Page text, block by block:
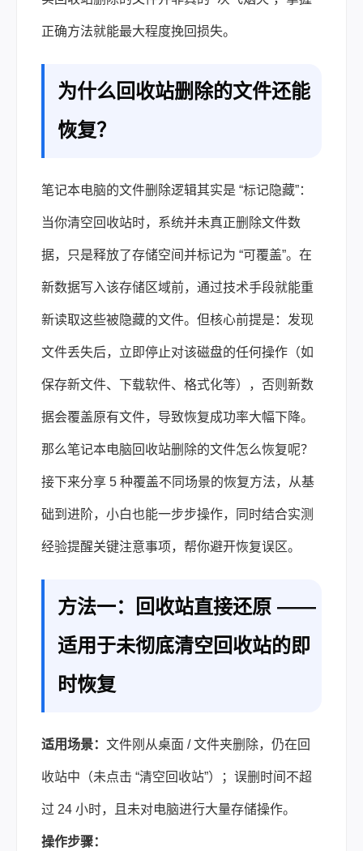
正确方法就能最大程度挽回损失。
为什么回收站删除的文件还能
恢复？
笔记本电脑的文件删除逻辑其实是 “标记隐藏”：
当你清空回收站时，系统并未真正删除文件数
据，只是释放了存储空间并标记为 “可覆盖”。在
新数据写入该存储区域前，通过技术手段就能重
新读取这些被隐藏的文件。但核心前提是：发现
文件丢失后，立即停止对该磁盘的任何操作（如
保存新文件、下载软件、格式化等），否则新数
据会覆盖原有文件，导致恢复成功率大幅下降。
那么笔记本电脑回收站删除的文件怎么恢复呢？
接下来分享 5 种覆盖不同场景的恢复方法，从基
础到进阶，小白也能一步步操作，同时结合实测
经验提醒关键注意事项，帮你避开恢复误区。
方法一：回收站直接还原 ——
适用于未彻底清空回收站的即
时恢复
适用场景： 文件刚从桌面 / 文件夹删除，仍在回
收站中（未点击 “清空回收站”）；误删时间不超
过 24 小时，且未对电脑进行大量存储操作。
操作步骤：